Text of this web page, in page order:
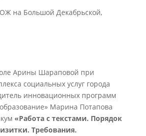
на Большой Декабрьской,
Арины Шараповой при
социальных услуг города
инновационных программ
Марина Потапова
«Работа с текстами. Порядок
Требования.